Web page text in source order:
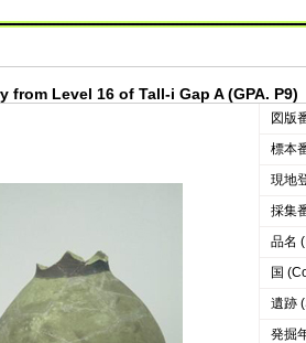
from Level 16 of Tall-i Gap A (GPA. P9)
図版
標本
現地
採集
品名
国
遺跡
発掘